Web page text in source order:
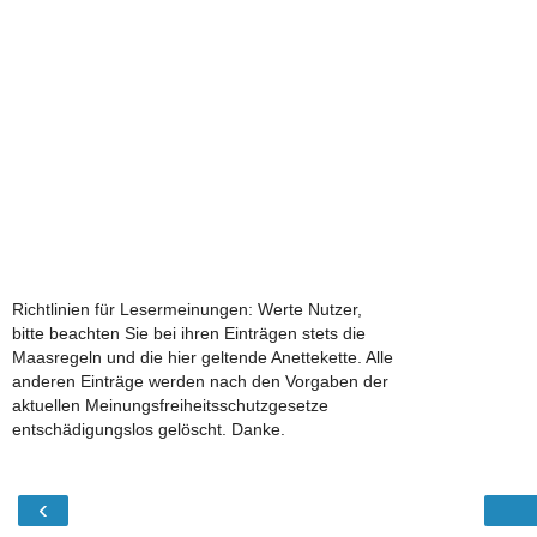
Richtlinien für Lesermeinungen: Werte Nutzer,
bitte beachten Sie bei ihren Einträgen stets die
Maasregeln und die hier geltende Anettekette. Alle
anderen Einträge werden nach den Vorgaben der
aktuellen Meinungsfreiheitsschutzgesetze
entschädigungslos gelöscht. Danke.
‹